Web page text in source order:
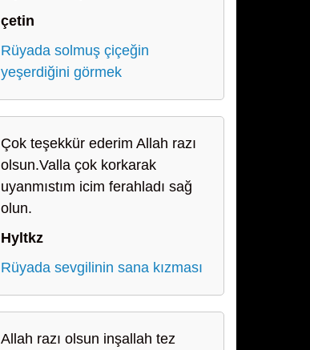
çetin
Rüyada solmuş çiçeğin
yeşerdiğini görmek
Çok teşekkür ederim Allah razı
olsun.Valla çok korkarak
uyanmıstım icim ferahladı sağ
olun.
Hyltkz
Rüyada sevgilinin sana kızması
Allah razı olsun inşallah tez